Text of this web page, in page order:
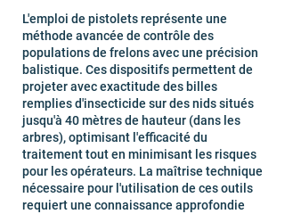
L'emploi de pistolets représente une
méthode avancée de contrôle des
populations de frelons avec une précision
balistique. Ces dispositifs permettent de
projeter avec exactitude des billes
remplies d'insecticide sur des nids situés
jusqu'à 40 mètres de hauteur (dans les
arbres), optimisant l'efficacité du
traitement tout en minimisant les risques
pour les opérateurs. La maîtrise technique
nécessaire pour l'utilisation de ces outils
requiert une connaissance approfondie